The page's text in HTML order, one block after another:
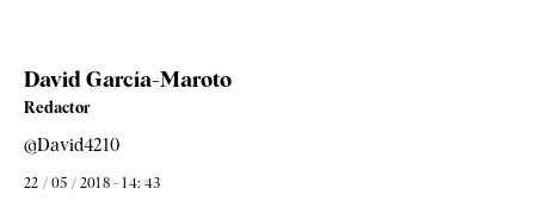
David García-Maroto
Redactor
@David4210
22 / 05 / 2018 - 14: 43